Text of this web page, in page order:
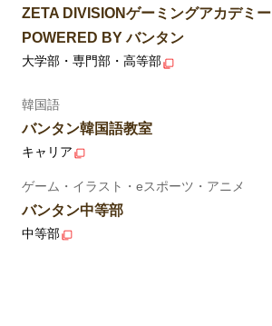
ZETA DIVISIONゲーミングアカデミー
POWERED BY バンタン
大学部・専門部・高等部
韓国語
バンタン韓国語教室
キャリア
ゲーム・イラスト・eスポーツ・アニメ
バンタン中等部
中等部